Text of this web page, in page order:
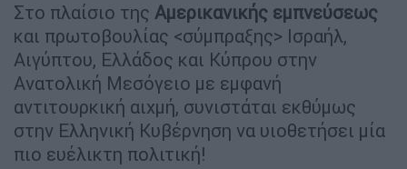
Στο πλαίσιο της Αμερικανικής εμπνεύσεως
και πρωτοβουλίας <σύμπραξης> Ισραήλ,
Αιγύπτου, Ελλάδος και Κύπρου στην
Ανατολική Μεσόγειο με εμφανή
αντιτουρκική αιχμή, συνιστάται εκθύμως
στην Ελληνική Κυβέρνηση να υιοθετήσει μία
πιο ευέλικτη πολιτική!